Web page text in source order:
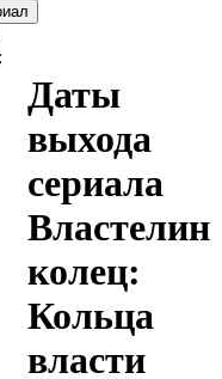
Даты
выхода
сериала
Властелин
колец:
Кольца
власти